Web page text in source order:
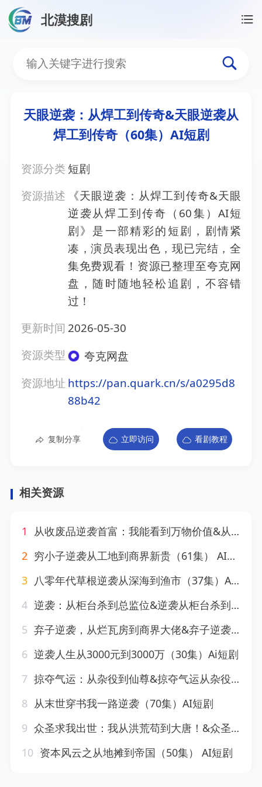
北漠搜剧
天眼逆袭：从焊工到传
天眼逆袭：从焊工到传奇&天眼逆袭从
焊工到传奇（60集）AI短剧
资源分类 短剧
资源描述
《天眼逆袭：从焊工到传奇&天眼
逆袭从焊工到传奇（60集）AI短
剧》是一部精彩的短剧，剧情紧
凑，演员表现出色，现已完结，全
集免费观看！资源已整理至夸克网
盘，随时随地轻松追剧，不容错
过！
更新时间 2026-05-30
资源类型
夸克网盘
资源地址 https://pan.quark.cn/s/a0295d8
88b42
复制分享 立即访问 看剧教程
相关资源
1
从收废品逆袭首富：我能看到万物价值&从收废品逆袭首富我能看到万物价值（60集）AI短剧
2 穷小子逆袭从工地到商界新贵（61集） AI短剧
3 八零年代草根逆袭从深海到渔市（37集）AI短剧
4 逆袭：从柜台杀到总监位&逆袭从柜台杀到总监位（50集）AI短剧
5 弃子逆袭，从烂瓦房到商界大佬&弃子逆袭从烂瓦房到商界大佬（36集）AI短剧
6 逆袭人生从3000元到3000万（30集）Ai短剧
7 掠夺气运：从杂役到仙尊&掠夺气运从杂役到仙尊（101集）AI短剧
8 从末世穿书我一路逆袭（70集）AI短剧
9 众圣求我出世：我从洪荒苟到大唐！&众圣求我出世我从洪荒苟到大唐（70集）AI短剧
10 资本风云之从地摊到帝国（50集） AI短剧